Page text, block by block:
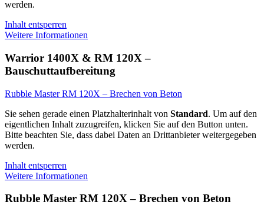
werden.
Inhalt entsperren
Weitere Informationen
Warrior 1400X & RM 120X –
Bauschuttaufbereitung
Rubble Master RM 120X – Brechen von Beton
Sie sehen gerade einen Platzhalterinhalt von Standard. Um auf den
eigentlichen Inhalt zuzugreifen, klicken Sie auf den Button unten.
Bitte beachten Sie, dass dabei Daten an Drittanbieter weitergegeben
werden.
Inhalt entsperren
Weitere Informationen
Rubble Master RM 120X – Brechen von Beton